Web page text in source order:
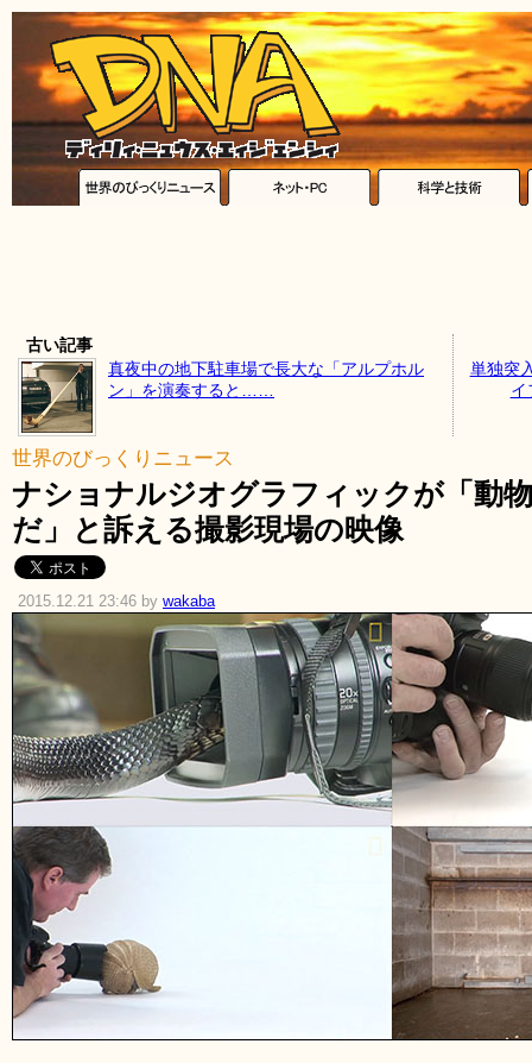
古い記事
真夜中の地下駐車場で長大な「アルプホル
ン」を演奏すると……
単独突
イ
世界のびっくりニュース
ナショナルジオグラフィックが「動
だ」と訴える撮影現場の映像
2015.12.21 23:46 by wakaba